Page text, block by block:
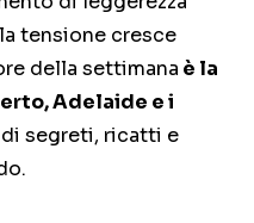
tensione cresce
della settimana è la
Adelaide e i
di segreti, ricatti e